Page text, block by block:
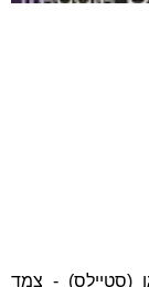
(סטיילס) - צמד